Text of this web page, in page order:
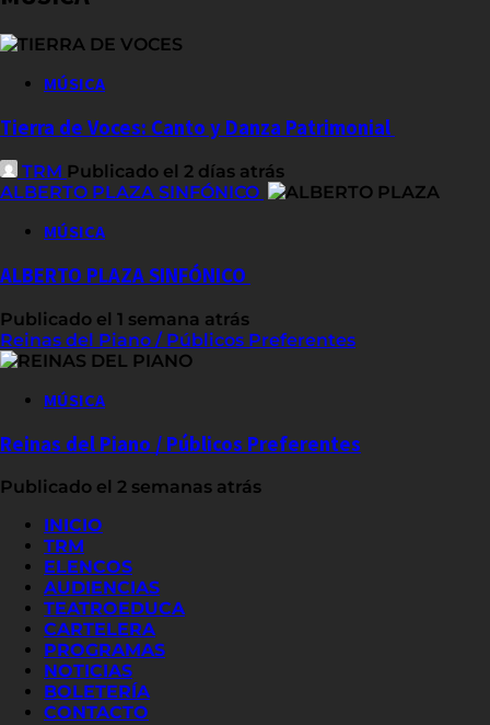
MÚSICA
Tierra de Voces: Canto y Danza Patrimonial
TRM Publicado el 2 días atrás
ALBERTO PLAZA SINFÓNICO
MÚSICA
ALBERTO PLAZA SINFÓNICO
Publicado el 1 semana atrás
Reinas del Piano / Públicos Preferentes
MÚSICA
Reinas del Piano / Públicos Preferentes
Publicado el 2 semanas atrás
INICIO
TRM
ELENCOS
AUDIENCIAS
TEATROEDUCA
CARTELERA
PROGRAMAS
NOTICIAS
BOLETERÍA
CONTACTO